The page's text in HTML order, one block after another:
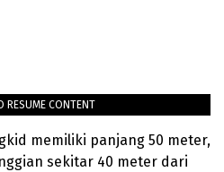
RESUME CONTENT
memiliki panjang 50 meter,
sekitar 40 meter dari